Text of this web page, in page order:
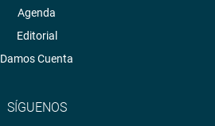
Agenda
Editorial
Damos Cuenta
SÍGUENOS